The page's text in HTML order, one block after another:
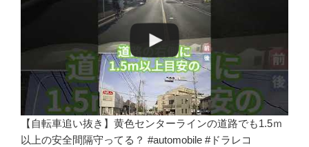
【自転車追い抜き】黄色センターラインの道路でも1.5ｍ
以上の安全間隔守ってる？ #automobile #ドラレコ